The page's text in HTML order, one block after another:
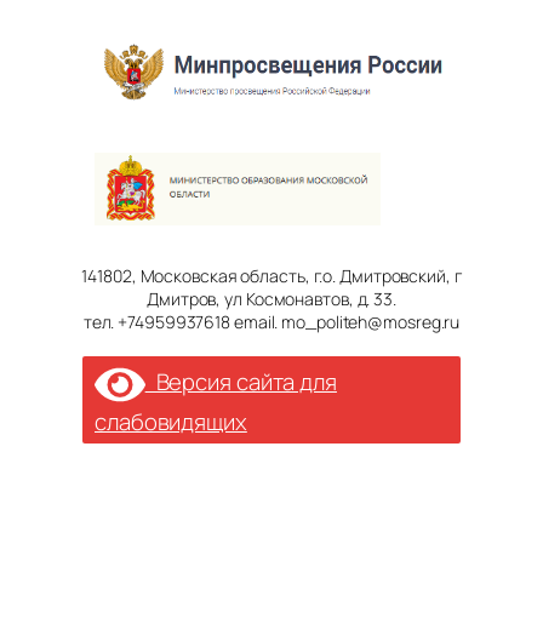
141802, Московская область, г.о. Дмитровский, г
Дмитров, ул Космонавтов, д. 33.
тел. +74959937618 email. mo_politeh@mosreg.ru
Версия сайта для
слабовидящих